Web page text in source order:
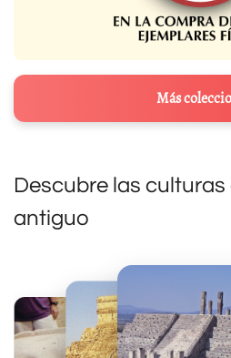
Más
Descubre las culturas
antiguo